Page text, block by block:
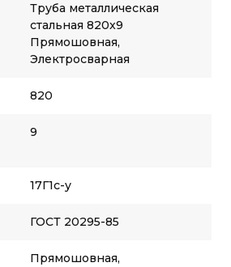
Труба металлическая
стальная 820x9
Прямошовная,
Электросварная
820
9
17Г1с-у
ГОСТ 20295-85
Прямошовная,